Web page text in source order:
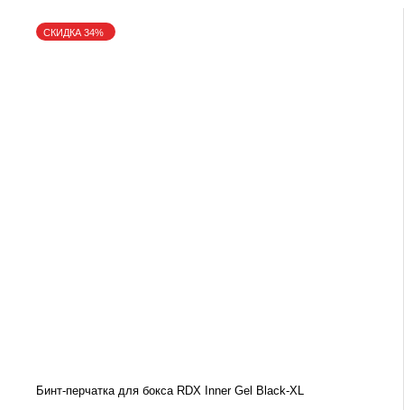
Бинт-перчатка для бокса RDX Inner Gel Black-XL
СКИДКА 34%